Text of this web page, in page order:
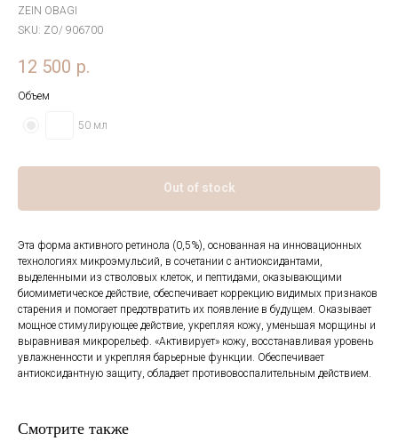
ZEIN OBAGI
SKU: ZO/ 906700
12 500 р.
Объем
50 мл
Out of stock
Эта форма активного ретинола (0,5%), основанная на инновационных
технологиях микроэмульсий, в сочетании с антиоксидантами,
выделенными из стволовых клеток, и пептидами, оказывающими
биомиметическое действие, обеспечивает коррекцию видимых признаков
старения и помогает предотвратить их появление в будущем. Оказывает
мощное стимулирующее действие, укрепляя кожу, уменьшая морщины и
выравнивая микрорельеф. «Активирует» кожу, восстанавливая уровень
увлажненности и укрепляя барьерные функции. Обеспечивает
антиоксидантную защиту, обладает противовоспалительным действием.
Смотрите также